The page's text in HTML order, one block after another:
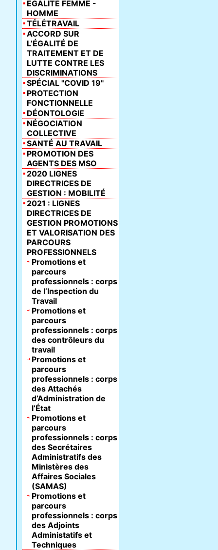
EGALITÉ FEMME -
HOMME
TÉLÉTRAVAIL
ACCORD SUR
L’ÉGALITÉ DE
TRAITEMENT ET DE
LUTTE CONTRE LES
DISCRIMINATIONS
SPÉCIAL "COVID 19"
PROTECTION
FONCTIONNELLE
DÉONTOLOGIE
NÉGOCIATION
COLLECTIVE
SANTÉ AU TRAVAIL
PROMOTION DES
AGENTS DES MSO
2020 LIGNES
DIRECTRICES DE
GESTION : MOBILITÉ
2021 : LIGNES
DIRECTRICES DE
GESTION PROMOTIONS
ET VALORISATION DES
PARCOURS
PROFESSIONNELS
Promotions et
parcours
professionnels : corps
de l’Inspection du
Travail
Promotions et
parcours
professionnels : corps
des contrôleurs du
travail
Promotions et
parcours
professionnels : corps
des Attachés
d’Administration de
l’État
Promotions et
parcours
professionnels : corps
des Secrétaires
Administratifs des
Ministères des
Affaires Sociales
(SAMAS)
Promotions et
parcours
professionnels : corps
des Adjoints
Administatifs et
Techniques